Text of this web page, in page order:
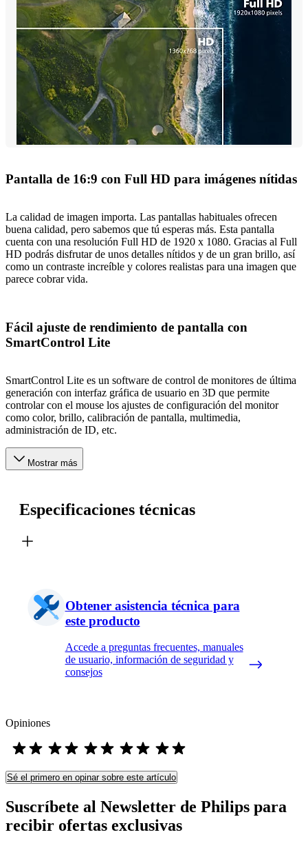
Pantalla de 16:9 con Full HD para imágenes nítidas
La calidad de imagen importa. Las pantallas habituales ofrecen
buena calidad, pero sabemos que tú esperas más. Esta pantalla
cuenta con una resolución Full HD de 1920 x 1080. Gracias al Full
HD podrás disfrutar de unos detalles nítidos y de un gran brillo, así
como un contraste increíble y colores realistas para una imagen que
parece cobrar vida.
Fácil ajuste de rendimiento de pantalla con
SmartControl Lite
SmartControl Lite es un software de control de monitores de última
generación con interfaz gráfica de usuario en 3D que permite
controlar con el mouse los ajustes de configuración del monitor
como color, brillo, calibración de pantalla, multimedia,
administración de ID, etc.
Mostrar más
Especificaciones técnicas
Obtener asistencia técnica para
este producto
Accede a preguntas frecuentes, manuales
de usuario, información de seguridad y
consejos
Opiniones
Sé el primero en opinar sobre este artículo
Suscríbete al Newsletter de Philips para
recibir ofertas exclusivas